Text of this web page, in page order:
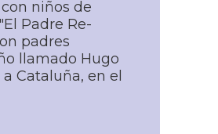
niños de
Padre Re-
padres
llamado Hugo
Cataluña, en el